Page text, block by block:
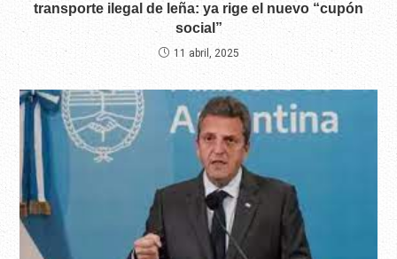
transporte ilegal de leña: ya rige el nuevo “cupón
social”
11 abril, 2025